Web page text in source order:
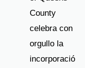
County
celebra con
orgullo la
incorporació